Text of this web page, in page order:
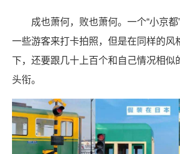
成也萧何，败也萧何。一个“小京都
一些游客来打卡拍照，但是在同样的风
下，还要跟几十上百个和自己情况相似
头衔。